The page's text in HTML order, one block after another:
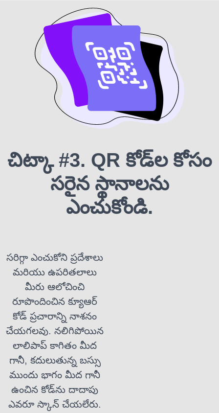
చిట్కా #3. QR కోడ్‌ల కోసం
సరైన స్థానాలను
ఎంచుకోండి.
సరిగ్గా ఎంచుకోని ప్రదేశాలు
మరియు ఉపరితలాలు
మీరు ఆలోచించి
రూపొందించిన క్యూఆర్
కోడ్ ప్రచారాన్ని నాశనం
చేయగలవు. నలిగిపోయిన
లాలిపాప్ కాగితం మీద
గానీ, కదులుతున్న బస్సు
ముందు భాగం మీద గానీ
ఉంచిన కోడ్‌ను దాదాపు
ఎవరూ స్కాన్ చేయలేరు.